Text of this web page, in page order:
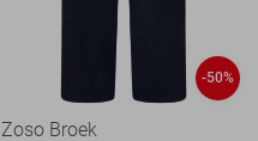
-50%
Zoso Broek